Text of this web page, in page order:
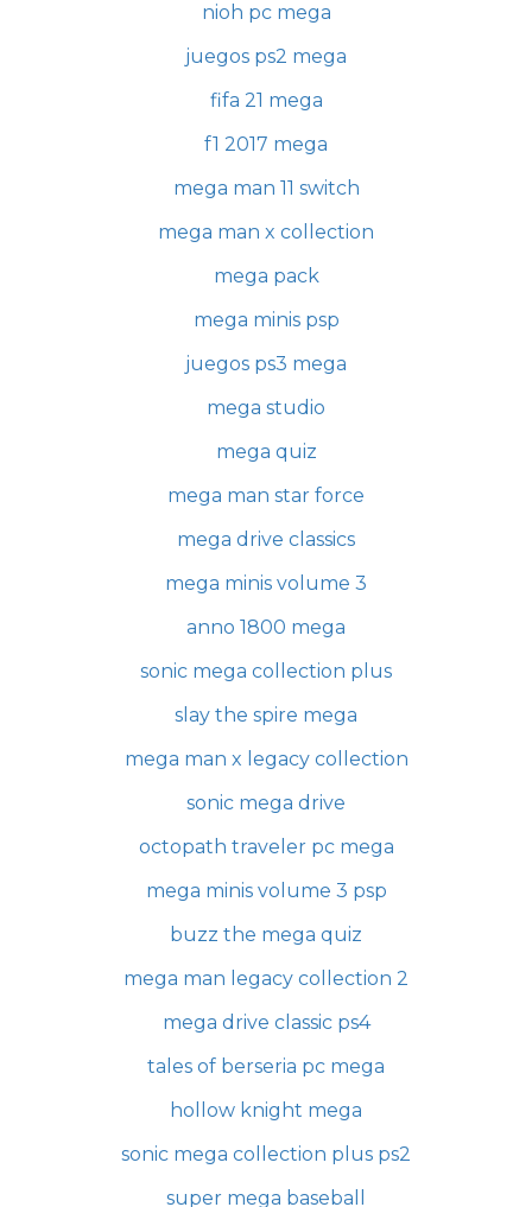
nioh pc mega
juegos ps2 mega
fifa 21 mega
f1 2017 mega
mega man 11 switch
mega man x collection
mega pack
mega minis psp
juegos ps3 mega
mega studio
mega quiz
mega man star force
mega drive classics
mega minis volume 3
anno 1800 mega
sonic mega collection plus
slay the spire mega
mega man x legacy collection
sonic mega drive
octopath traveler pc mega
mega minis volume 3 psp
buzz the mega quiz
mega man legacy collection 2
mega drive classic ps4
tales of berseria pc mega
hollow knight mega
sonic mega collection plus ps2
super mega baseball